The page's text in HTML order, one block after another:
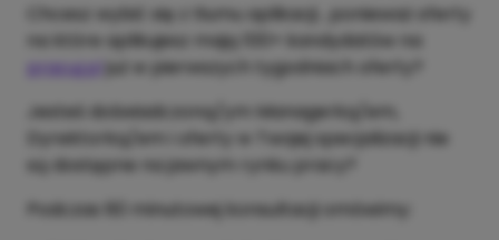
Chcesz wybić się z tłumu aplikacji , ponieważ oferty
na które aplikujesz mają 100+ kandydatów na
pracuj.pl już w pierwszych tygodniach oferty?
Jesteś doświadczoną/ym Managerką/em,
Dyrektorką/em i oferty w Twojej specjalizacji nie
są dostępne na jawnym rynku pracy?
Podczas 60 minutowej konsultacji omówimy: